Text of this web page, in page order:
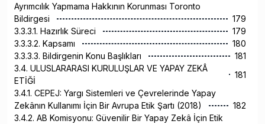
Ayrımcılık Yapmama Hakkının Korunması Toronto
Bildirgesi
179
3.3.3.1. Hazırlık Süreci
179
3.3.3.2. Kapsamı
180
3.3.3.3. Bildirgenin Konu Başlıkları
181
3.4. ULUSLARARASI KURULUŞLAR VE YAPAY ZEKÂ
ETİĞİ
181
3.4.1. CEPEJ: Yargı Sistemleri ve Çevrelerinde Yapay
Zekânın Kullanımı İçin Bir Avrupa Etik Şartı (2018)
182
3.4.2. AB Komisyonu: Güvenilir Bir Yapay Zekâ İçin Etik